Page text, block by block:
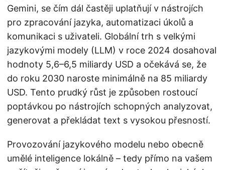
Gemini, se čím dál častěji uplatňují v nástrojích
pro zpracování jazyka, automatizaci úkolů a
komunikaci s uživateli. Globální trh s velkými
jazykovými modely (LLM) v roce 2024 dosahoval
hodnoty 5,6–6,5 miliardy USD a očekává se, že
do roku 2030 naroste minimálně na 85 miliardy
USD. Tento prudký růst je způsoben rostoucí
poptávkou po nástrojích schopných analyzovat,
generovat a překládat text s vysokou přesností.
Provozování jazykového modelu nebo obecně
umělé inteligence lokálně – tedy přímo na vašem